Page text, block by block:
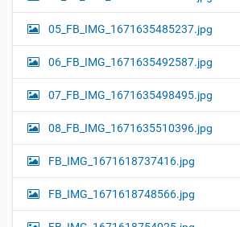
05_FB_IMG_1671635485237.jpg
06_FB_IMG_1671635492587.jpg
07_FB_IMG_1671635498495.jpg
08_FB_IMG_1671635510396.jpg
FB_IMG_1671618737416.jpg
FB_IMG_1671618748566.jpg